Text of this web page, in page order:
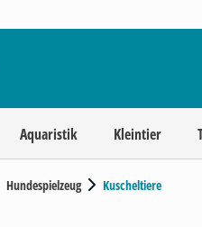
Aquaristik Kleintier
Hundespielzeug Kuscheltiere